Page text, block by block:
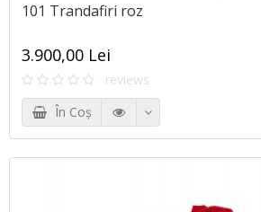
101 Trandafiri roz
3.900,00 Lei
reviews
În Coş